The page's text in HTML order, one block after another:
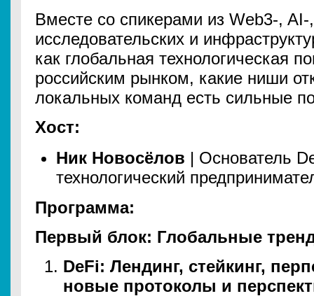
Вместе со спикерами из Web3-,
исследовательских и
как глобальная технологическая
российским рынком, какие ниши
локальных команд есть сильные
Хост:
Ник Новосёлов | Основатель
технологический
Программа:
Первый блок: Глобальные
DeFi: Лендинг, стейкинг,
новые протоколы и